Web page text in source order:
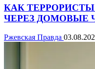
КАК
ЧЕРЕЗ ДОМОВЫЕ
Ржевская Правда